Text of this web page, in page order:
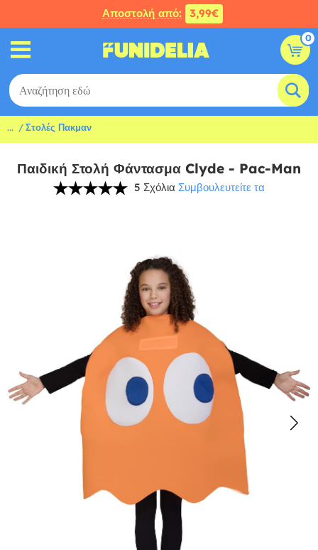
Αποστολή από: 3,99€
0
... Στολές Πακμαν
Παιδική Στολή Φάντασμα Clyde - Pac-Man
5 Σχόλια Συμβουλευτείτε τα